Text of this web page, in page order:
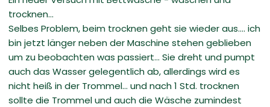
trocknen...
Selbes Problem, beim trocknen geht sie wieder aus.... ich
bin jetzt länger neben der Maschine stehen geblieben
um zu beobachten was passiert... Sie dreht und pumpt
auch das Wasser gelegentlich ab, allerdings wird es
nicht heiß in der Trommel... und nach 1 Std. trocknen
sollte die Trommel und auch die Wäsche zumindest